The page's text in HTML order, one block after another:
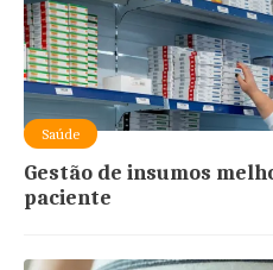
Saúde
Gestão de insumos
paciente